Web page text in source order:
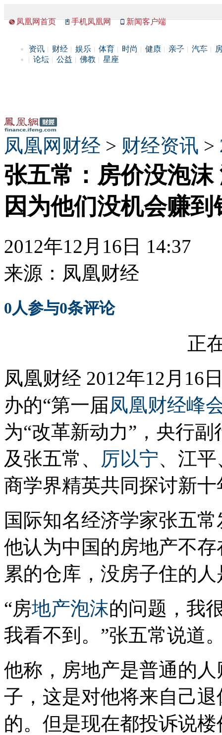
凤凰网首页 手机凤凰网 新闻客户端
资讯 财经 娱乐 体育 时尚 健康 亲子 汽车
论坛
公益 佛教 星座
凤凰网财经 > 财经资讯 >
张五常：房价没泡沫
因为他们没机会赚到
2012年12月16日 14:37
来源： 凤凰财经
0人参与0条评论
正
凤凰财经 2012年12月16
办的“第一届凤凰财经峰
为“改革新动力”，央行
及张五常、 厉以宁、江
商学界精英共同探讨新
国际知名经济学家张五
他认为中国的房地产不
累的仓库，没房子住的
“房地产泡沫的问题，我
我看不到。”张五常说道
他称，房地产是普通的
子，这是对他将来自己
的。但是现在都投诉说